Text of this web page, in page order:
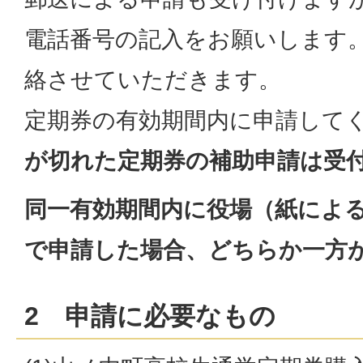
電話番号の記入をお願いします
絡させていただきます。
定期券の有効期間内に申請して
が切れた定期券の補助申請は受
同一有効期間内に役場（紙によ
で申請した場合、どちらか一方
2 申請に必要なもの